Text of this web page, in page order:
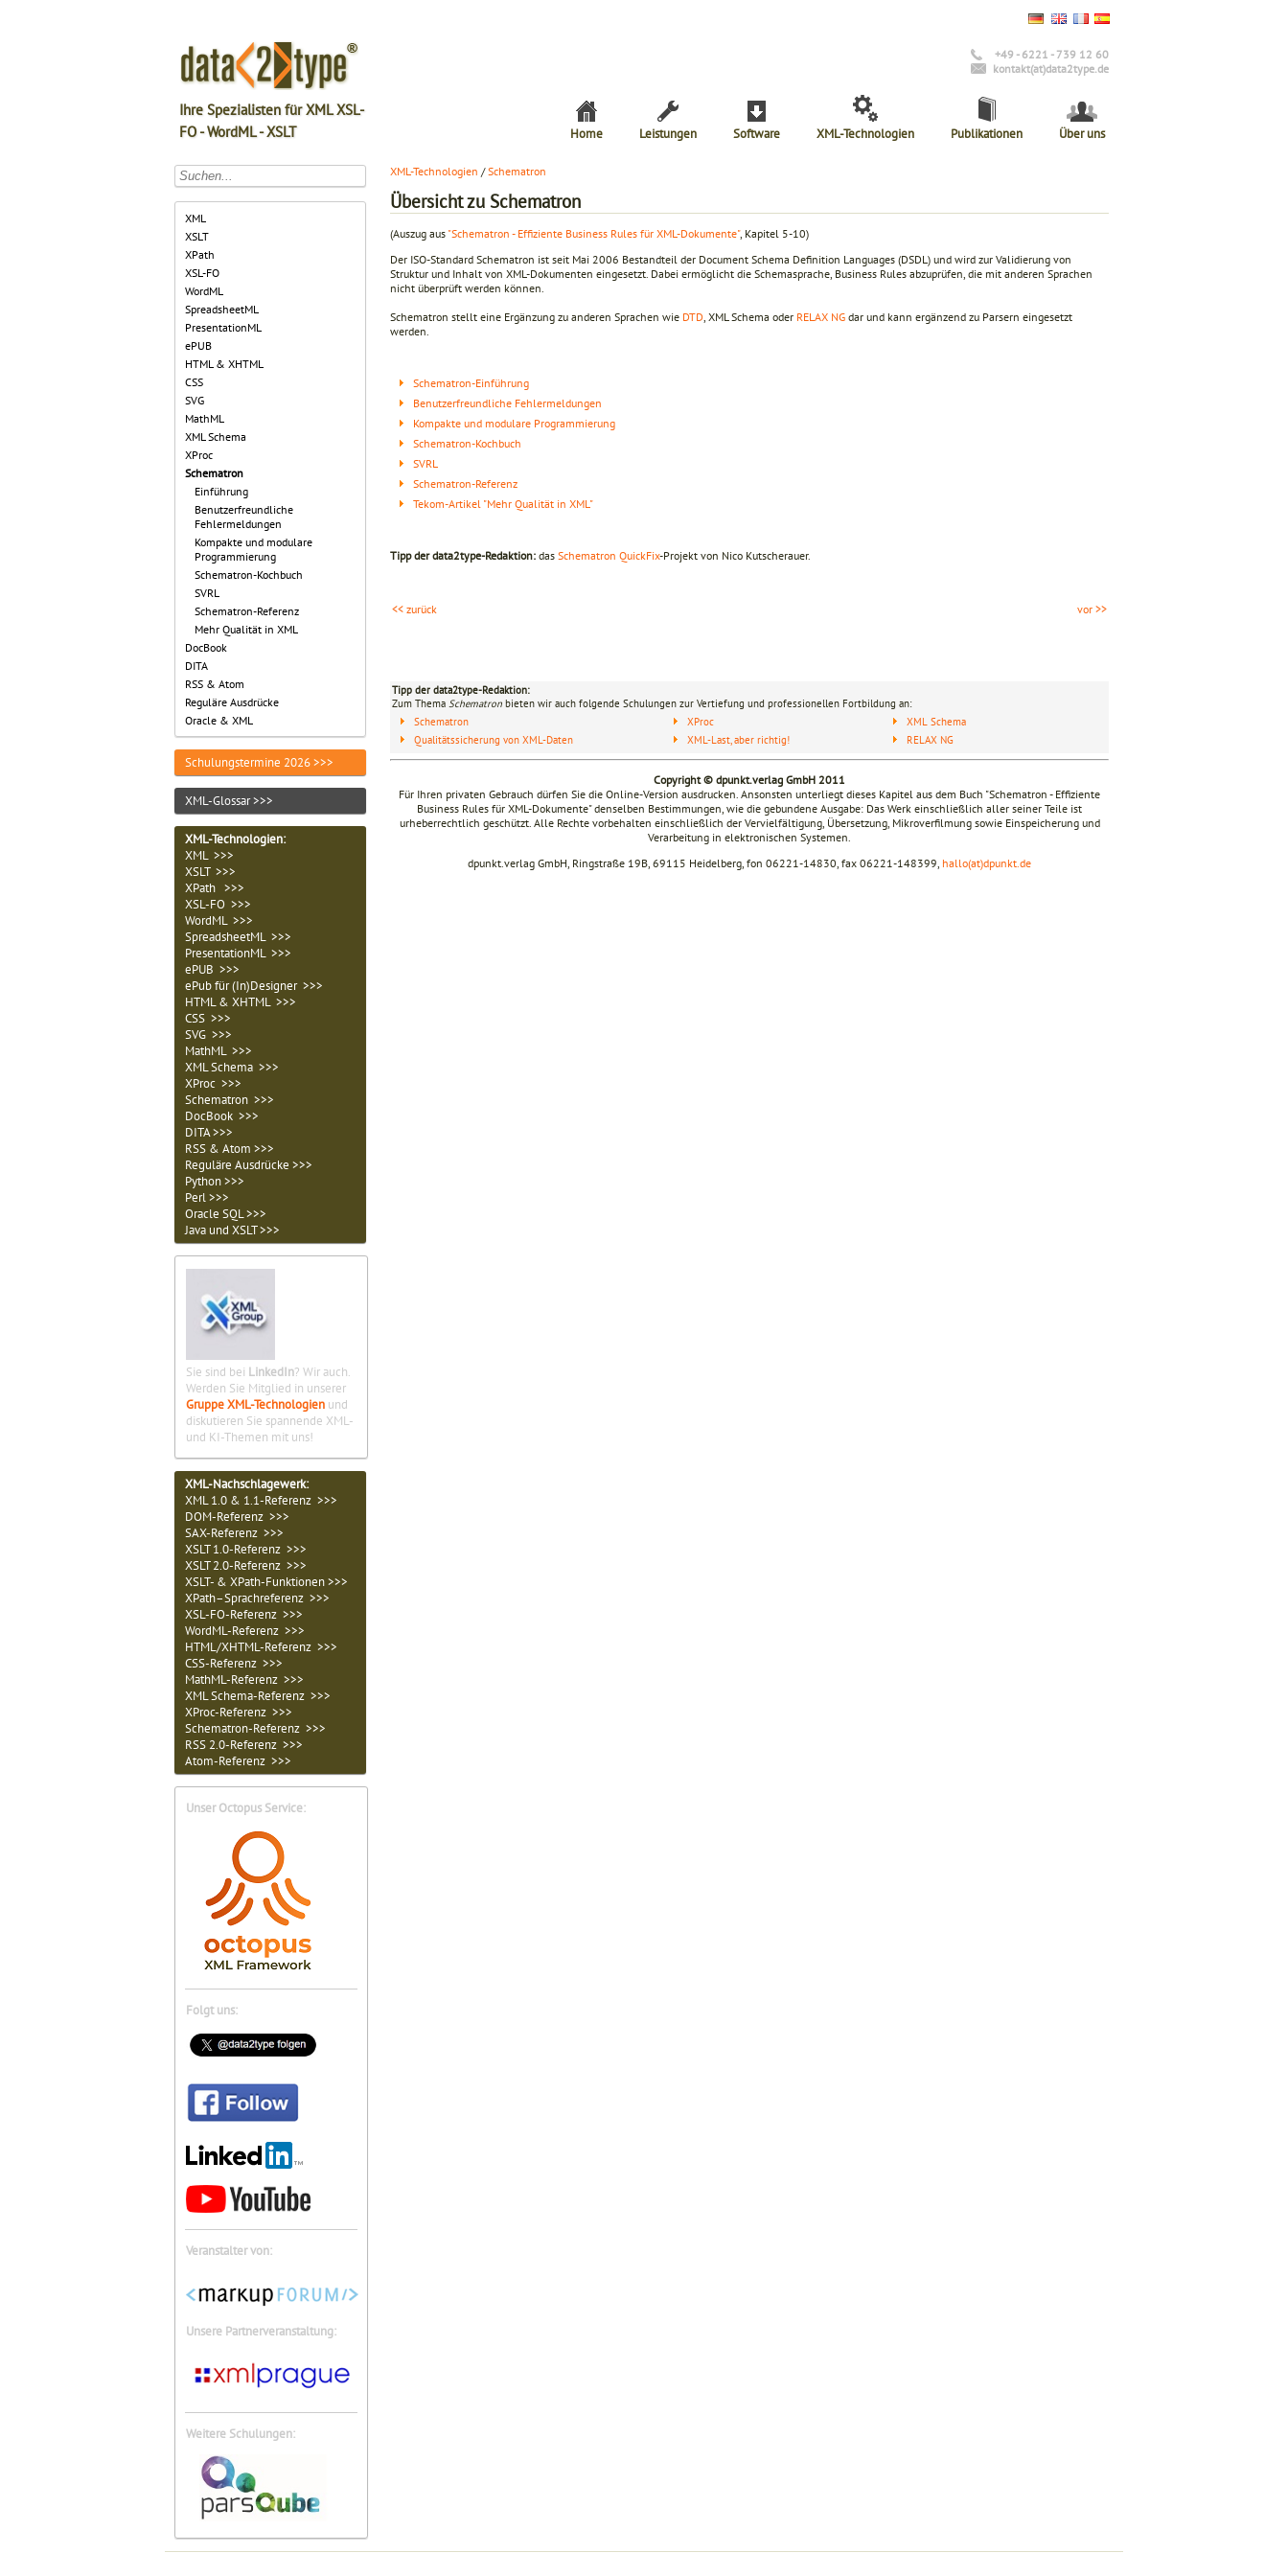
Ihre Spezialisten für XML XSL-
FO - WordML - XSLT
+49 - 6221 - 739 12 60
kontakt(at)data2type.de
Home Leistungen Software XML-Technologien Publikationen Über uns
XML
XSLT
XPath
XSL-FO
WordML
SpreadsheetML
PresentationML
ePUB
HTML & XHTML
CSS
SVG
MathML
XML Schema
XProc
Schematron
Einführung
Benutzerfreundliche
Fehlermeldungen
Kompakte und modulare
Programmierung
Schematron-Kochbuch
SVRL
Schematron-Referenz
Mehr Qualität in XML
DocBook
DITA
RSS & Atom
Reguläre Ausdrücke
Oracle & XML
Schulungstermine 2026 >>>
XML-Glossar >>>
XML-Technologien:
XML >>>
XSLT >>>
XPath >>>
XSL-FO >>>
WordML >>>
SpreadsheetML >>>
PresentationML >>>
ePUB >>>
ePub für (In)Designer >>>
HTML & XHTML >>>
CSS >>>
SVG >>>
MathML >>>
XML Schema >>>
XProc >>>
Schematron >>>
DocBook >>>
DITA >>>
RSS & Atom >>>
Reguläre Ausdrücke >>>
Python >>>
Perl >>>
Oracle SQL >>>
Java und XSLT >>>
Sie sind bei LinkedIn? Wir auch.
Werden Sie Mitglied in unserer
Gruppe XML-Technologien und
diskutieren Sie spannende XML-
und KI-Themen mit uns!
XML-Nachschlagewerk:
XML 1.0 & 1.1-Referenz >>>
DOM-Referenz >>>
SAX-Referenz >>>
XSLT 1.0-Referenz >>>
XSLT 2.0-Referenz >>>
XSLT- & XPath-Funktionen >>>
XPath–Sprachreferenz >>>
XSL-FO-Referenz >>>
WordML-Referenz >>>
HTML/XHTML-Referenz >>>
CSS-Referenz >>>
MathML-Referenz >>>
XML Schema-Referenz >>>
XProc-Referenz >>>
Schematron-Referenz >>>
RSS 2.0-Referenz >>>
Atom-Referenz >>>
Unser Octopus Service:
Folgt uns:
Veranstalter von:
Unsere Partnerveranstaltung:
Weitere Schulungen:
XML-Technologien /Schematron
Übersicht zu Schematron
(Auszug aus "Schematron - Effiziente Business Rules für XML-Dokumente", Kapitel 5-10)
Der ISO-Standard Schematron ist seit Mai 2006 Bestandteil der Document Schema Definition Languages (DSDL) und wird zur Validierung von
Struktur und Inhalt von XML-Dokumenten eingesetzt. Dabei ermöglicht die Schemasprache, Business Rules abzuprüfen, die mit anderen Sprachen
nicht überprüft werden können.
Schematron stellt eine Ergänzung zu anderen Sprachen wie DTD , XML Schema oder RELAX NG dar und kann ergänzend zu Parsern eingesetzt
werden.
Schematron-Einführung
Benutzerfreundliche Fehlermeldungen
Kompakte und modulare Programmierung
Schematron-Kochbuch
SVRL
Schematron-Referenz
Tekom-Artikel "Mehr Qualität in XML"
Tipp der data2type-Redaktion: das Schematron QuickFix-Projekt von Nico Kutscherauer.
<< zurück vor >>
Tipp der data2type-Redaktion:
Zum Thema Schematron bieten wir auch folgende Schulungen zur Vertiefung und professionellen Fortbildung an:
Schematron
Qualitätssicherung von XML-Daten
XProc
XML-Last, aber richtig!
XML Schema
RELAX NG
Copyright © dpunkt.verlag GmbH 2011
Für Ihren privaten Gebrauch dürfen Sie die Online-Version ausdrucken. Ansonsten unterliegt dieses Kapitel aus dem Buch "Schematron - Effiziente
Business Rules für XML-Dokumente" denselben Bestimmungen, wie die gebundene Ausgabe: Das Werk einschließlich aller seiner Teile ist
urheberrechtlich geschützt. Alle Rechte vorbehalten einschließlich der Vervielfältigung, Übersetzung, Mikroverfilmung sowie Einspeicherung und
Verarbeitung in elektronischen Systemen.
dpunkt.verlag GmbH, Ringstraße 19B, 69115 Heidelberg, fon 06221-14830, fax 06221-148399, hallo(at)dpunkt.de